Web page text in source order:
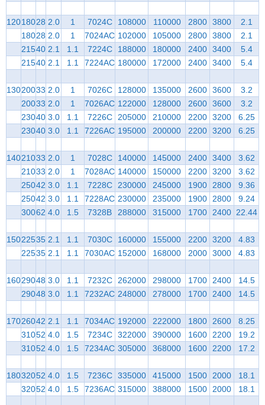
12018028 2.0 1 7024C 108000 110000 2800 3800
2.1
18028 2.0 1 7024AC 102000 105000 2800 3800
2.1
21540 2.1 1.1 7224C 188000 180000 2400 3400
5.4
21540 2.1 1.1 7224AC 180000 172000 2400 3400 5.4
13020033 2.0 1 7026C 128000 135000 2600 3600
3.2
20033 2.0 1 7026AC 122000 128000 2600 3600
3.2
23040 3.0 1.1 7226C 205000 210000 2200 3200
6.25
23040 3.0 1.1 7226AC 195000 200000 2200 3200 6.25
14021033 2.0 1 7028C 140000 145000 2400 3400
3.62
21033 2.0 1 7028AC 140000 150000 2200 3200
3.62
25042 3.0 1.1 7228C 230000 245000 1900 2800
9.36
25042 3.0 1.1 7228AC 230000 235000 1900 2800
9.24
30062 4.0 1.5 7328B 288000 315000 1700 2400 22.44
15022535 2.1 1.1 7030C 160000 155000 2200 3200
4.83
22535 2.1 1.1 7030AC 152000 168000 2000 3000 4.83
16029048 3.0 1.1 7232C 262000 298000 1700 2400
14.5
29048 3.0 1.1 7232AC 248000 278000 1700 2400 14.5
17026042 2.1 1.1 7034AC 192000 222000 1800 2600
8.25
31052 4.0 1.5 7234C 322000 390000 1600 2200
19.2
31052 4.0 1.5 7234AC 305000 368000 1600 2200 17.2
18032052 4.0 1.5 7236C 335000 415000 1500 2000
18.1
32052 4.0 1.5 7236AC 315000 388000 1500 2000 18.1